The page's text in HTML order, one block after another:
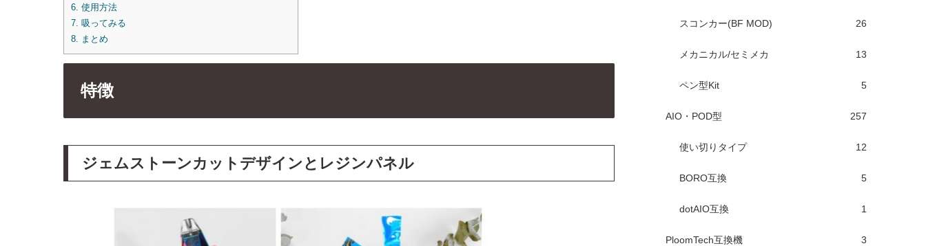
6. 使用方法
7. 吸ってみる
8. まとめ
特徴
ジェムストーンカットデザインとレジンパネル
スコンカー(BF MOD) 26
メカニカル/セミメカ 13
ペン型Kit 5
AIO・POD型 257
使い切りタイプ 12
BORO互換 5
dotAIO互換 1
PloomTech互換機 3